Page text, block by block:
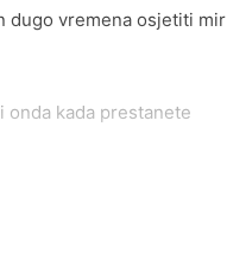
dugo vremena osjetiti mir
onda kada prestanete